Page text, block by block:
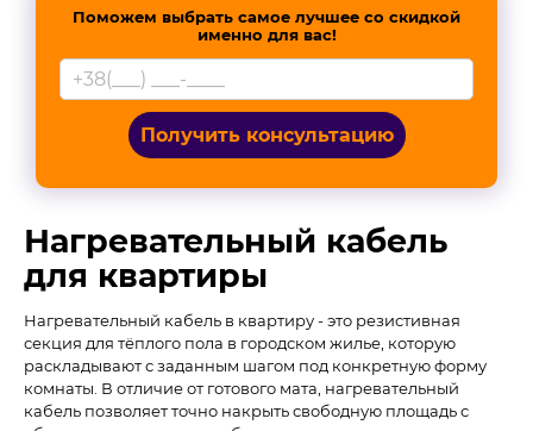
Поможем выбрать самое лучшее со скидкой
именно для вас!
Получить консультацию
Нагревательный кабель
для квартиры
Нагревательный кабель в квартиру - это резистивная
секция для тёплого пола в городском жилье, которую
раскладывают с заданным шагом под конкретную форму
комнаты. В отличие от готового мата, нагревательный
кабель позволяет точно накрыть свободную площадь с